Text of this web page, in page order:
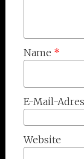
Name *
E-Mail-
Website